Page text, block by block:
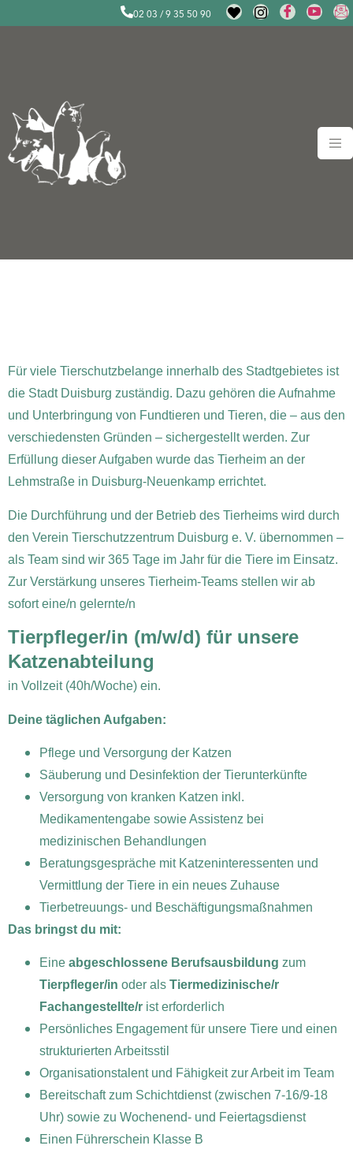
02 03 / 9 35 50 90
Für viele Tierschutzbelange innerhalb des Stadtgebietes ist
die Stadt Duisburg zuständig. Dazu gehören die Aufnahme
und Unterbringung von Fundtieren und Tieren, die – aus den
verschiedensten Gründen – sichergestellt werden. Zur
Erfüllung dieser Aufgaben wurde das Tierheim an der
Lehmstraße in Duisburg-Neuenkamp errichtet.
Die Durchführung und der Betrieb des Tierheims wird durch
den Verein Tierschutzzentrum Duisburg e. V. übernommen –
als Team sind wir 365 Tage im Jahr für die Tiere im Einsatz.
Zur Verstärkung unseres Tierheim-Teams stellen wir ab
sofort eine/n gelernte/n
Tierpfleger/in (m/w/d) für unsere
Katzenabteilung
in Vollzeit (40h/Woche) ein.
Deine täglichen Aufgaben:
Pflege und Versorgung der Katzen
Säuberung und Desinfektion der Tierunterkünfte
Versorgung von kranken Katzen inkl.
Medikamentengabe sowie Assistenz bei
medizinischen Behandlungen
Beratungsgespräche mit Katzeninteressenten und
Vermittlung der Tiere in ein neues Zuhause
Tierbetreuungs- und Beschäftigungsmaßnahmen
Das bringst du mit:
Eine abgeschlossene Berufsausbildung zum
Tierpfleger/in oder als Tiermedizinische/r
Fachangestellte/r ist erforderlich
Persönliches Engagement für unsere Tiere und einen
strukturierten Arbeitsstil
Organisationstalent und Fähigkeit zur Arbeit im Team
Bereitschaft zum Schichtdienst (zwischen 7-16/9-18
Uhr) sowie zu Wochenend- und Feiertagsdienst
Einen Führerschein Klasse B